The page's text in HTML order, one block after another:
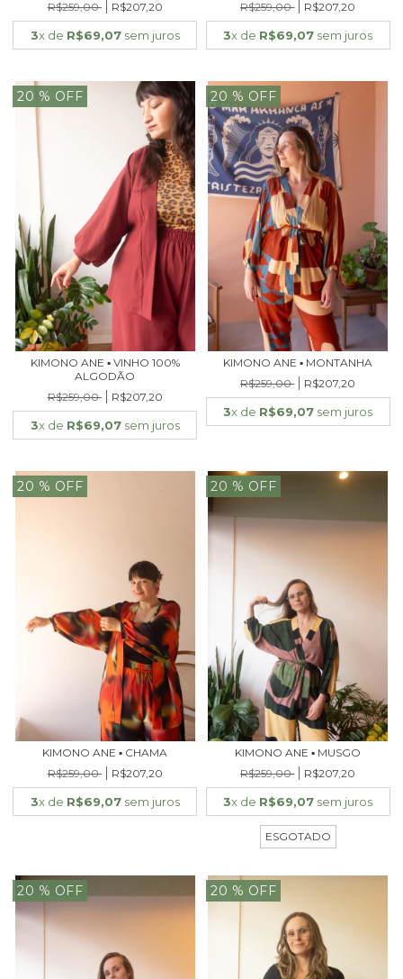
R$259,00 R$207,20
3x de R$69,07sem juros
R$259,00 R$207,20
3x de R$69,07 sem juros
20 % OFF
KIMONO ANE ▪ VINHO 100%
ALGODÃO
R$259,00
R$207,20
3x de R$69,07sem juros
20 % OFF
KIMONO ANE ▪ MONTANHA
R$259,00
R$207,20
3x de R$69,07 sem juros
20 % OFF
KIMONO ANE ▪ CHAMA
R$259,00
R$207,20
3x de R$69,07sem juros
20 % OFF
KIMONO ANE ▪ MUSGO
R$259,00
R$207,20
3x de R$69,07 sem juros
ESGOTADO
20 % OFF 20 % OFF